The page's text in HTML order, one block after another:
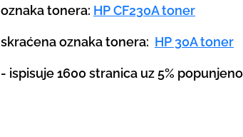
oznaka tonera: HP CF230A toner
skraćena oznaka tonera: HP 30A toner
- ispisuje 1600 stranica uz 5%